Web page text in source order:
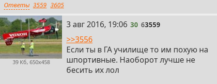
Ответы 3559 3605
39 Кб, 650x458
30
3 авг 2016, 19:06 30 63559
>>3556
Если ты в ГА училище то им похую на
шпортивные. Наоборот лучше не
бесить их лол